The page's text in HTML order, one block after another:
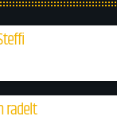
radelt